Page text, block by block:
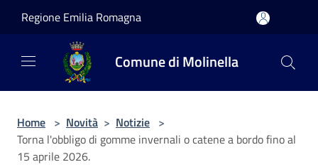
Regione Emilia Romagna
Comune di Molinella
Home > Novità > Notizie >
Torna l'obbligo di gomme invernali o catene a bordo fino al
15 aprile 2026.